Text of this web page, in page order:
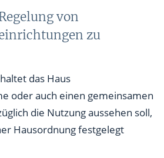
von
zu
das Haus
oder auch einen gemeinsamen
die Nutzung aussehen soll,
Hausordnung festgelegt